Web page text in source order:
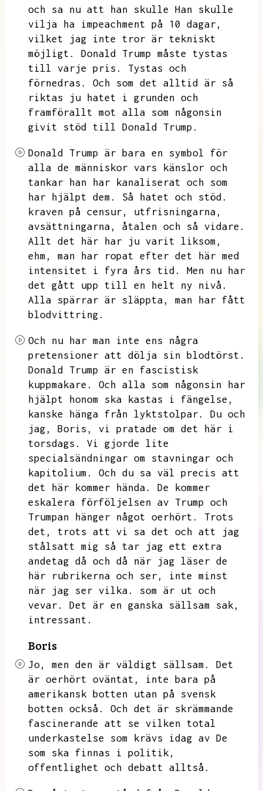
och sa nu att han skulle Han skulle
vilja ha impeachment på 10 dagar,
vilket jag inte tror är tekniskt
möjligt.
Donald Trump måste tystas
till varje pris.
Tystas och
förnedras.
Och som det alltid är så
riktas ju hatet i grunden och
framförallt mot alla som någonsin
givit stöd till Donald Trump.
Donald Trump är bara en symbol för
alla de människor vars känslor och
tankar han har kanaliserat och som
har hjälpt dem.
Så hatet och stöd.
kraven på censur,
utfrisningarna,
avsättningarna,
åtalen och så vidare.
Allt det här har ju varit liksom,
ehm,
man har ropat efter det här med
intensitet i fyra års tid.
Men nu har
det gått upp till en helt ny nivå.
Alla spärrar är släppta,
man har fått
blodvittring.
Och nu har man inte ens några
pretensioner att dölja sin blodtörst.
Donald Trump är en fascistisk
kuppmakare.
Och alla som någonsin har
hjälpt honom ska kastas i fängelse,
kanske hänga från lyktstolpar.
Du och
jag,
Boris,
vi pratade om det här i
torsdags.
Vi gjorde lite
specialsändningar om stavningar och
kapitolium.
Och du sa väl precis att
det här kommer hända.
De kommer
eskalera förföljelsen av Trump och
Trumpan hänger något oerhört.
Trots
det,
trots att vi sa det och att jag
stålsatt mig så tar jag ett extra
andetag då och då när jag läser de
här rubrikerna och ser,
inte minst
när jag ser vilka.
som är ut och
vevar.
Det är en ganska sällsam sak,
intressant.
Boris
Jo, men den är väldigt sällsam.
Det
är oerhört oväntat,
inte bara på
amerikansk botten utan på svensk
botten också.
Och det är skrämmande
fascinerande att se vilken total
underkastelse som krävs idag av De
som ska finnas i politik,
offentlighet och debatt alltså.